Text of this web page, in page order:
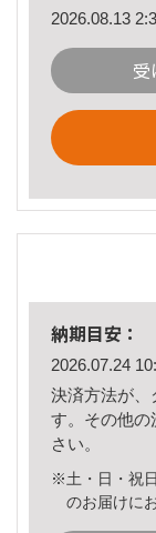
2026.08.13
受
納期目安：
2026.07.24
決済方法が、
す。その他の
さい。
※土・日・祝
のお届けに